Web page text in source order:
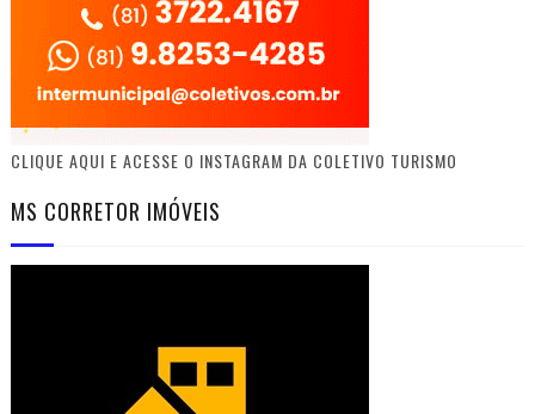
CLIQUE AQUI E ACESSE O INSTAGRAM DA COLETIVO TURISMO
MS CORRETOR IMÓVEIS